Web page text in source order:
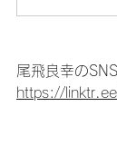
尾飛良幸の
https://